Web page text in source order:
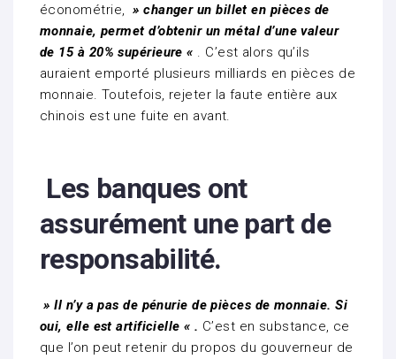
économétrie, » changer un billet en pièces de
monnaie, permet d’obtenir un métal d’une valeur
de 15 à 20% supérieure « . C’est alors qu’ils
auraient emporté plusieurs milliards en pièces de
monnaie. Toutefois, rejeter la faute entière aux
chinois est une fuite en avant.
Les banques ont
assurément une part de
responsabilité.
» Il n’y a pas de pénurie de pièces de monnaie. Si
oui, elle est artificielle « . C’est en substance, ce
que l’on peut retenir du propos du gouverneur de